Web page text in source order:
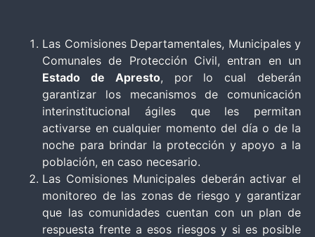
Las Comisiones Departamentales, Municipales y
Comunales de Protección Civil, entran en un
Estado de Apresto, por lo cual deberán
garantizar los mecanismos de comunicación
interinstitucional ágiles que les permitan
activarse en cualquier momento del día o de la
noche para brindar la protección y apoyo a la
población, en caso necesario.
Las Comisiones Municipales deberán activar el
monitoreo de las zonas de riesgo y garantizar
que las comunidades cuentan con un plan de
respuesta frente a esos riesgos y si es posible